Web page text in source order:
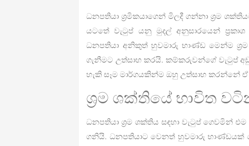
ධනපතියා ශ්‍රමිකයාගෙන් මිලදී ගන්නා ශ්‍රම
යටතේ වැටුප් යනු මුදල් අනුසාරයෙන්
ධනපතියා අනිකුත් හුවමාරු භාණ්ඩ මෙන්ම
ගැනීමට උත්සාහ කරයි. කම්කරුවන්ගේ වැටුප්
හැකි සෑම මාර්ගයකින්ම ඔහු උත්සාහ කරන්නේ
ශ්‍රම ශක්තියේ භාවිත
ධනපතියා ශ්‍රම ශක්තිය සඳහා වැටුප් ගෙවමින්
ගනියි. ධනපතියාට වෙනත් හුවමාරු භාණ්ඩයක්